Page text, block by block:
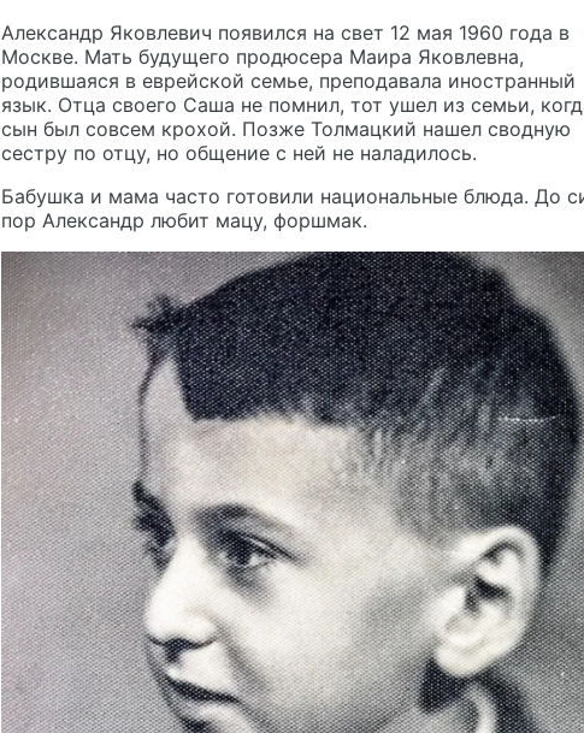
Александр Яковлевич появился на свет 12 мая 1960 года в
Москве. Мать будущего продюсера Маира Яковлевна,
родившаяся в еврейской семье, преподавала иностранный
язык. Отца своего Саша не помнил, тот ушел из семьи,
сын был совсем крохой. Позже Толмацкий нашел сводную
сестру по отцу, но общение с ней не наладилось.
Бабушка и мама часто готовили национальные блюда. До
пор Александр любит мацу, форшмак.